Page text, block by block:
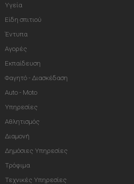
Υγεία
Είδη σπιτιού
Έντυπα
Αγορές
Εκπαίδευση
Φαγητό - Διασκέδαση
Auto - Moto
Υπηρεσίες
Αθλητισμός
Διαμονή
Δημόσιες Υπηρεσίες
Τρόφιμα
Τεχνικές Υπηρεσίες